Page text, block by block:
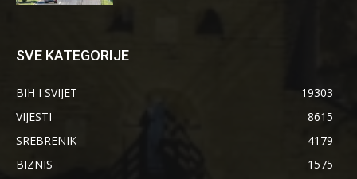
SVE KATEGORIJE
BIH I SVIJET
19303
VIJESTI
8615
SREBRENIK
4179
BIZNIS
1575